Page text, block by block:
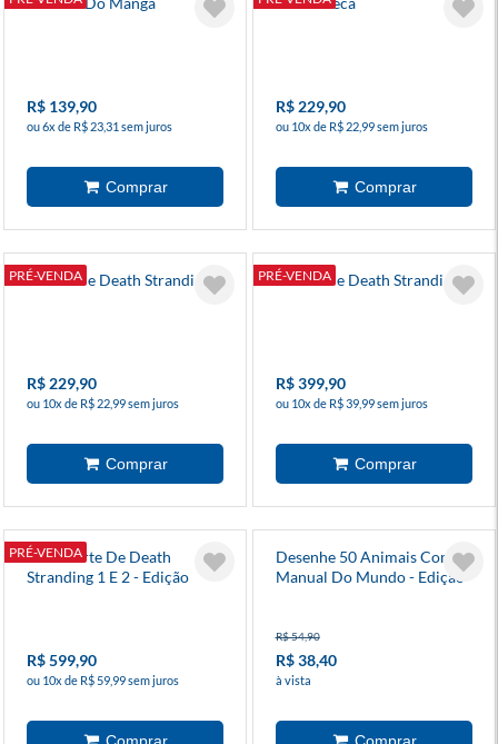
R$ 139,90
ou 6x de R$ 23,31 sem juros
R$ 229,90
ou 10x de R$ 22,99 sem juros
PRÉ-VENDA
A Arte De Death Stranding
R$ 229,90
ou 10x de R$ 22,99 sem juros
PRÉ-VENDA
A Arte De Death Stranding 2
R$ 399,90
ou 10x de R$ 39,99 sem juros
PRÉ-VENDA
Box A Arte De Death
Stranding 1 E 2 - Edição
R$ 599,90
ou 10x de R$ 59,99 sem juros
Desenhe 50 Animais Com O
Manual Do Mundo - Edição
R$ 54,90
R$ 38,40
à vista